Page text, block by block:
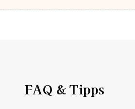
FAQ & Tipps